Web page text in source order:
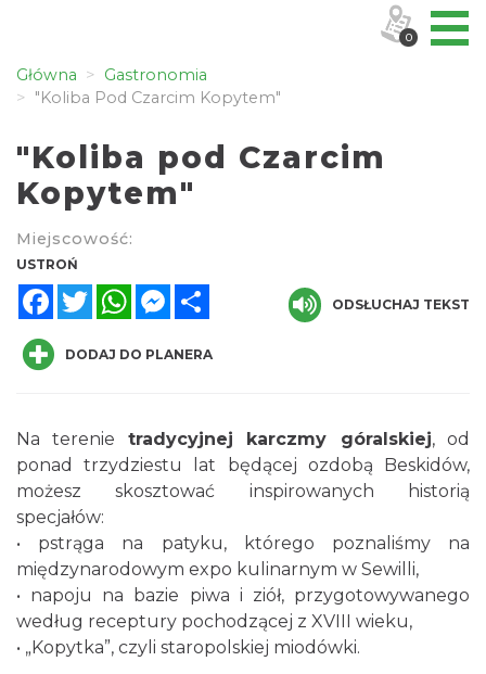
Główna
Gastronomia
"Koliba Pod Czarcim Kopytem"
"Koliba pod Czarcim
Kopytem"
Miejscowość:
USTROŃ
FacebookTwitterWhatsAppMessenger
ODSŁUCHAJ TEKST
DODAJ DO PLANERA
Na terenie tradycyjnej karczmy góralskiej, od
ponad trzydziestu lat będącej ozdobą Beskidów,
możesz skosztować inspirowanych historią
specjałów:
• pstrąga na patyku, którego poznaliśmy na
międzynarodowym expo kulinarnym w Sewilli,
• napoju na bazie piwa i ziół, przygotowywanego
według receptury pochodzącej z XVIII wieku,
• „Kopytka”, czyli staropolskiej miodówki.
0